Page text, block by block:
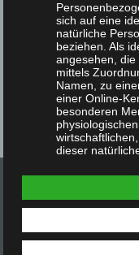
sich auf eine
natürliche
beziehen. Als
angesehen,
mittels
Namen, zu
einer Online-
besonderen
dieser
B)